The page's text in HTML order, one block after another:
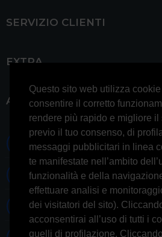
Questo sito web utilizza
consentire il corretto
rendere più rapido e migliore il
previo il tuo consenso, di
messaggi pubblicitari in linea
te manifestate nell’ambito
funzionalità e della
effettuare analisi e
dei visitatori del sito).
acconsentirai all’uso di tutti i
quelli di profilazione. Cliccando
SERVIZIO CLIENTI
EXTRA
ACCOUNT
0697245677 0697245678
Whatsapp 3314433674
Informazioni generiche